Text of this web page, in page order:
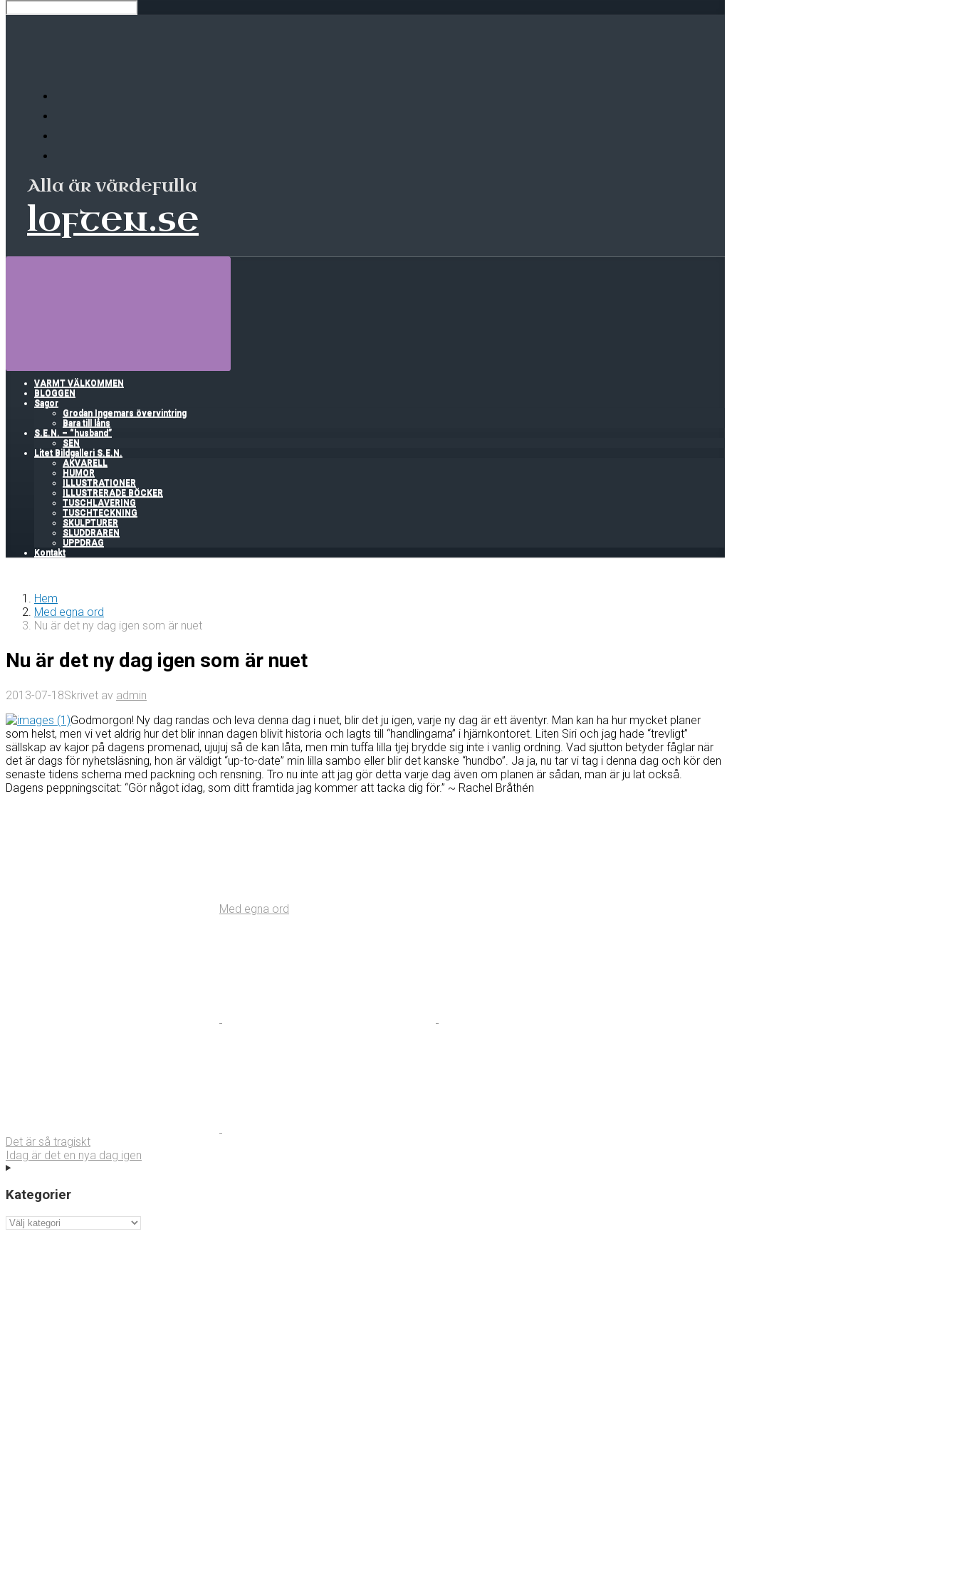
Alla är värdefulla
loften.se
VARMT VÄLKOMMEN
BLOGGEN
Sagor
Grodan Ingemars övervintring
Bara till låns
S.E.N. – “husband”
SEN
Litet Bildgalleri S.E.N.
AKVARELL
HUMOR
ILLUSTRATIONER
ILLUSTRERADE BÖCKER
TUSCHLAVERING
TUSCHTECKNING
SKULPTURER
SLUDDRAREN
UPPDRAG
Kontakt
Hem
Med egna ord
Nu är det ny dag igen som är nuet
Nu är det ny dag igen som är nuet
2013-07-18Skrivet av admin
Godmorgon! Ny dag randas och leva denna dag i nuet, blir det ju igen, varje ny dag är ett äventyr. Man kan ha hur mycket planer
som helst, men vi vet aldrig hur det blir innan dagen blivit historia och lagts till “handlingarna” i hjärnkontoret. Liten Siri och jag hade “trevligt”
sällskap av kajor på dagens promenad, ujujuj så de kan låta, men min tuffa lilla tjej brydde sig inte i vanlig ordning. Vad sjutton betyder fåglar när
det är dags för nyhetsläsning, hon är väldigt “up-to-date” min lilla sambo eller blir det kanske “hundbo”. Ja ja, nu tar vi tag i denna dag och kör den
senaste tidens schema med packning och rensning. Tro nu inte att jag gör detta varje dag även om planen är sådan, man är ju lat också.
Dagens peppningscitat: “Gör något idag, som ditt framtida jag kommer att tacka dig för.” ~ Rachel Bråthén
Med egna ord
Det är så tragiskt
Idag är det en nya dag igen
Kategorier
Kategorier